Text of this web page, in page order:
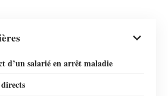
d’un salarié en arrêt maladie